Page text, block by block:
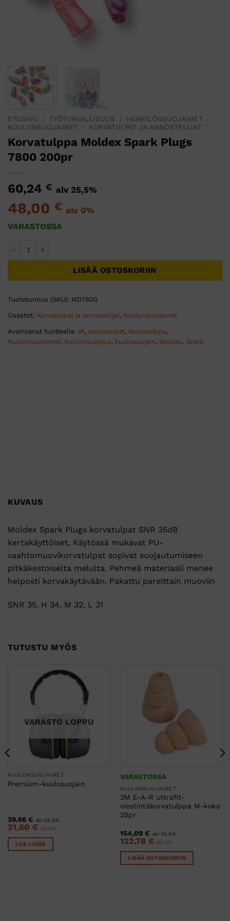
ETUSIVU TYÖTURVALLISUUS HENKILÖNSUOJAIMET
KUULONSUOJAIMET
KORVATULPAT JA ANNOSTELIJAT
Korvatulppa Moldex Spark Plugs
7800 200pr
60,24 € alv 25,5%
48,00 € alv 0%
VARASTOSSA
LISÄÄ OSTOSKORIIN
Tuotetunnus (SKU): MD7800
Osastot: Korvatulpat ja annostelijat, Kuulonsuojaimet
Avainsanat tuotteelle JR, korvatulpat, Korvatulppa,
Kuulonsuojaimet, kuulonsuojaus, kuulosuojain, Moldex, Spark
KUVAUS
Moldex Spark Plugs korvatulpat SNR 35dB
kertakäyttöiset. Käytössä mukavat PU-
vaahtomuovikorvatulpat sopivat suojautumiseen
pitkäkestoiselta melulta. Pehmeä materiaali menee
helposti korvakäytävään. Pakattu pareittain muoviin
SNR 35, H 34, M 32, L 31
TUTUSTU MYÖS
VARASTO LOPPU
KUULONSUOJAIMET
Premium-kuulosuojain
39,66 € alv 25,5%
31,60 € alv 0%
LUE LISÄÄ
VARASTOSSA
KUULONSUOJAIMET
3M E-A-R Ultrafit-
viestintäkorvatulppa M-koko
25pr
154,09 € alv 25,5%
122,78 € alv 0%
LISÄÄ OSTOSKORIIN